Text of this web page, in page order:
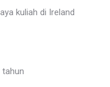
kuliah di Ireland
tahun